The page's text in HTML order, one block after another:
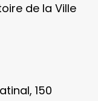
de la Ville
150